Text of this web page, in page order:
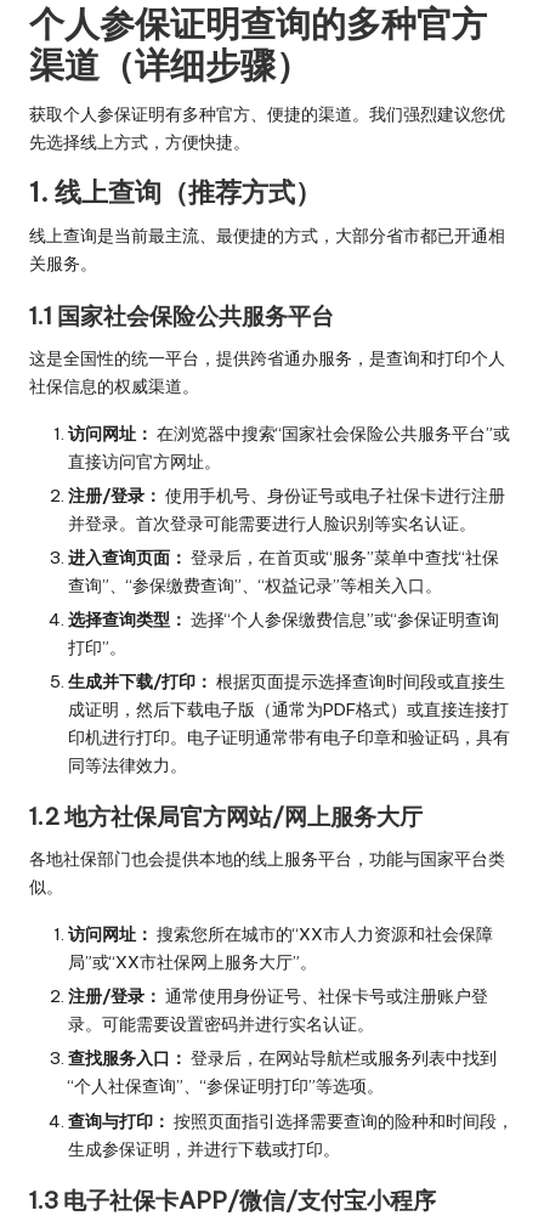
个人参保证明查询的多种官方
渠道（详细步骤）
获取个人参保证明有多种官方、便捷的渠道。我们强烈建议您优
先选择线上方式，方便快捷。
1. 线上查询（推荐方式）
线上查询是当前最主流、最便捷的方式，大部分省市都已开通相
关服务。
1.1 国家社会保险公共服务平台
这是全国性的统一平台，提供跨省通办服务，是查询和打印个人
社保信息的权威渠道。
访问网址： 在浏览器中搜索“国家社会保险公共服务平台”或
直接访问官方网址。
注册/登录： 使用手机号、身份证号或电子社保卡进行注册
并登录。首次登录可能需要进行人脸识别等实名认证。
进入查询页面： 登录后，在首页或“服务”菜单中查找“社保
查询”、“参保缴费查询”、“权益记录”等相关入口。
选择查询类型： 选择“个人参保缴费信息”或“参保证明查询
打印”。
生成并下载/打印： 根据页面提示选择查询时间段或直接生
成证明，然后下载电子版（通常为PDF格式）或直接连接打
印机进行打印。电子证明通常带有电子印章和验证码，具有
同等法律效力。
1.2 地方社保局官方网站/网上服务大厅
各地社保部门也会提供本地的线上服务平台，功能与国家平台类
似。
访问网址： 搜索您所在城市的“XX市人力资源和社会保障
局”或“XX市社保网上服务大厅”。
注册/登录： 通常使用身份证号、社保卡号或注册账户登
录。可能需要设置密码并进行实名认证。
查找服务入口： 登录后，在网站导航栏或服务列表中找到
“个人社保查询”、“参保证明打印”等选项。
查询与打印： 按照页面指引选择需要查询的险种和时间段，
生成参保证明，并进行下载或打印。
1.3 电子社保卡APP/微信/支付宝小程序